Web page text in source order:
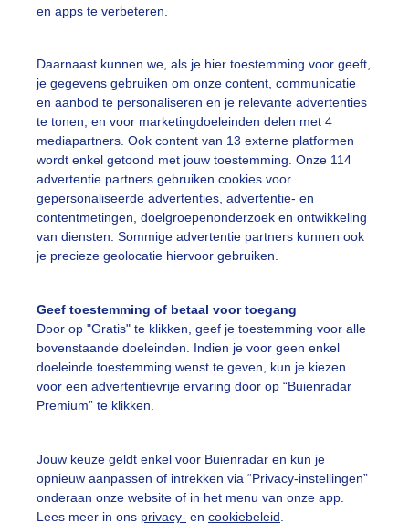
en apps te verbeteren.
Daarnaast kunnen we, als je hier toestemming voor geeft,
je gegevens gebruiken om onze content, communicatie
en aanbod te personaliseren en je relevante advertenties
te tonen, en voor marketingdoeleinden delen met 4
mediapartners. Ook content van 13 externe platformen
wordt enkel getoond met jouw toestemming. Onze 114
advertentie partners gebruiken cookies voor
gepersonaliseerde advertenties, advertentie- en
contentmetingen, doelgroepenonderzoek en ontwikkeling
van diensten. Sommige advertentie partners kunnen ook
je precieze geolocatie hiervoor gebruiken.
Geef toestemming of betaal voor toegang
Door op "Gratis" te klikken, geef je toestemming voor alle
bovenstaande doeleinden. Indien je voor geen enkel
doeleinde toestemming wenst te geven, kun je kiezen
voor een advertentievrije ervaring door op “Buienradar
Premium” te klikken.
Jouw keuze geldt enkel voor Buienradar en kun je
opnieuw aanpassen of intrekken via “Privacy-instellingen”
onderaan onze website of in het menu van onze app.
Lees meer in ons privacy- en cookiebeleid
Jolanda Bakker Gemaakt: 07-08-2025, 1141x bekeken
slideshow
vragen
Mijn weer